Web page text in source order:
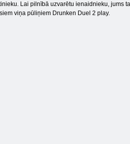
Lai pilnībā uzvarētu ienaidnieku, jums
viņa pūliņiem Drunken Duel 2 play.